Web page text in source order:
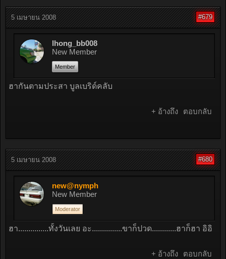
5 เมษายน 2008 #679
lhong_bb008
New Member
Member
ฮากันตามประสา บูลเบริด์คลับ
+ อ้างถึง ตอบกลับ
5 เมษายน 2008 #680
new@nymph
New Member
Moderator
ฮา...............ทั้งวันเลย อะ...............ขาก็ปวด............ฮาก็ฮา อิอิ
+ อ้างถึง ตอบกลับ